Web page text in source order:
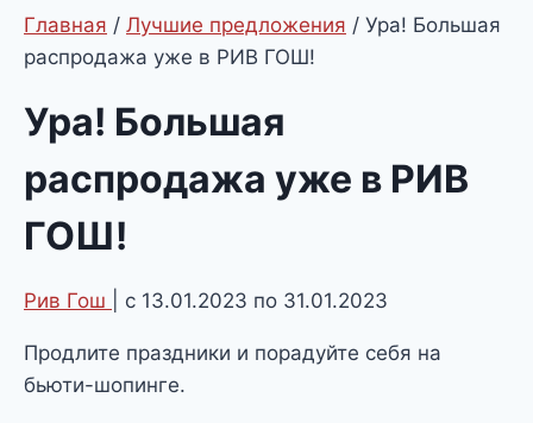
Главная / Лучшие предложения / Ура! Большая
распродажа уже в РИВ ГОШ!
Ура! Большая
распродажа уже в РИВ
ГОШ!
Рив Гош | с 13.01.2023 по 31.01.2023
Продлите праздники и порадуйте себя на
бьюти-шопинге.